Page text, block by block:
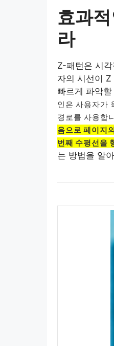
효과
라
Z-패턴은 시
자의 시선이
빠르게 파악
인은 사용자가
경로를 사용합
음으로 페이지
번째 수평선을
는 방법을 알